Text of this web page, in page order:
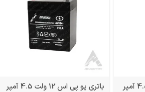
باتری یو پی اس 6 ولت 4.5 آمپر
باتری یو پی اس 12 ولت 4.5 آمپر